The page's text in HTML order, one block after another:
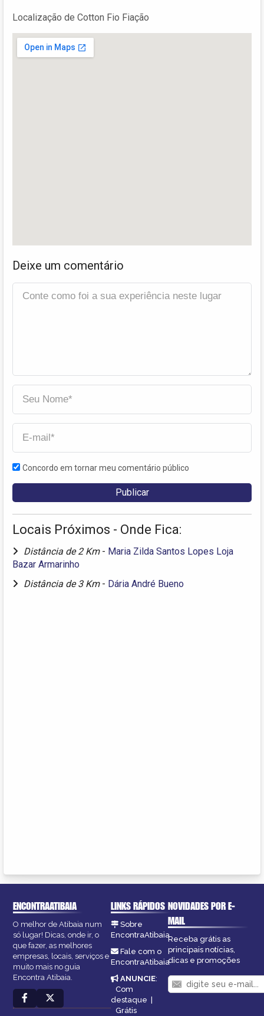
Localização de Cotton Fio Fiação
Deixe um comentário
Concordo em tornar meu comentário público
Locais Próximos - Onde Fica:
Distância de 2 Km - Maria Zilda Santos Lopes Loja
Bazar Armarinho
Distância de 3 Km - Dária André Bueno
ENCONTRAATIBAIA
O melhor de Atibaia num
só lugar! Dicas, onde ir, o
que fazer, as melhores
empresas, locais, serviços e
muito mais no guia
Encontra Atibaia.
LINKS RÁPIDOS
Sobre
EncontraAtibaia
Fale com o
EncontraAtibaia
ANUNCIE:
Com
destaque
Grátis
NOVIDADES POR E-
MAIL
Receba grátis as
principais notícias,
dicas e promoções